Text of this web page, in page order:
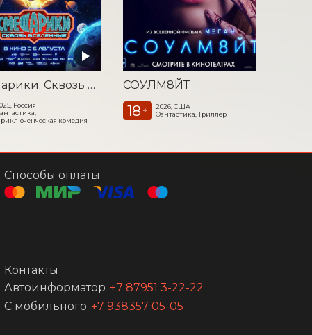
Смешарики. Сквозь вселенные
Россия
комедия
СОУЛМ8ЙТ
18 +
2026, США
Фантастика, Триллер
Способы оплаты
Контакты
Автоинформатор +7 87951 3-22-22
С мобильного +7 938357 05-05